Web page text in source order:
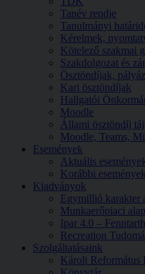
Tanév rendje
Tanulmányi
Kérelmek,
Kötelező szakmai
Szakdolgozat és
Ösztöndíjak,
Kari ösztöndíjak
Hallgatói
Moodle
Állami ösztöndíj
Moodle, Teams,
Események
Aktuális
Korábbi események
Kiadványok
Egymillió karakter
Munkaerőpiaci
Ipar 4.0 –
Recreation
Szolgáltatásaink
Károli Református